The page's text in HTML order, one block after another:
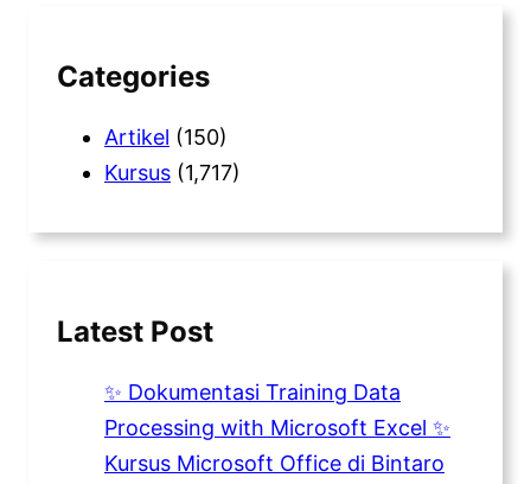
Categories
Artikel (150)
Kursus (1,717)
Latest Post
✨ Dokumentasi Training Data
Processing with Microsoft Excel ✨
Kursus Microsoft Office di Bintaro